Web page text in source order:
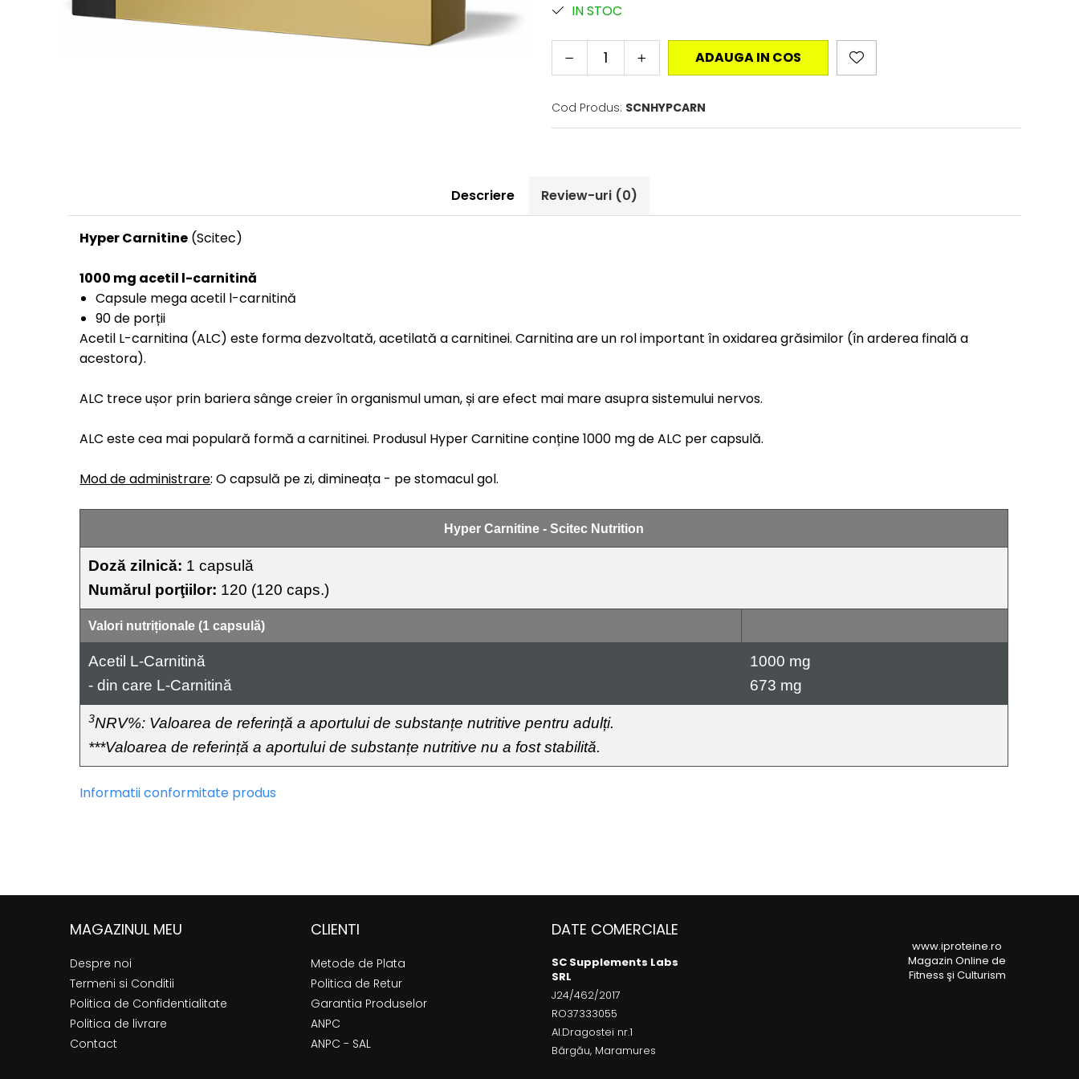
Alte suplimente
IN STOC
ADAUGA IN COS
Cod Produs: SCNHYPCARN
Descriere Review-uri (0)
Hyper Carnitine (Scitec)
1000 mg acetil l-carnitină
Capsule mega acetil l-carnitină
90 de porții
Acetil L-carnitina (ALC) este forma dezvoltată, acetilată a carnitinei. Carnitina are un rol important în oxidarea grăsimilor (în arderea finală a
acestora).
ALC trece ușor prin bariera sânge creier în organismul uman, și are efect mai mare asupra sistemului nervos.
ALC este cea mai populară formă a carnitinei. Produsul Hyper Carnitine conține 1000 mg de ALC per capsulă.
Mod de administrare: O capsulă pe zi, dimineața - pe stomacul gol.
Hyper Carnitine - Scitec Nutrition
Doză zilnică: 1 capsulă
Numărul porţiilor: 120 (120 caps.)
Valori nutriționale (1 capsulă)
Acetil L-Carnitină
- din care L-Carnitină
1000 mg
673 mg
3NRV%: Valoarea de referință a aportului de substanțe nutritive pentru adulți.
***Valoarea de referință a aportului de substanțe nutritive nu a fost stabilită.
Informatii conformitate produs
MAGAZINUL MEU
Despre noi
Termeni si Conditii
Politica de Confidentialitate
Politica de livrare
Contact
CLIENTI
Metode de Plata
Politica de Retur
Garantia Produselor
ANPC
ANPC - SAL
DATE COMERCIALE
SC Supplements Labs
SRL
J24/462/2017
RO37333055
Al.Dragostei nr.1
Bârgău, Maramures